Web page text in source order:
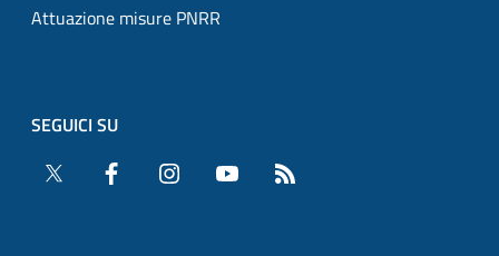
Attuazione misure PNRR
SEGUICI SU
Twitter
Facebook Instagram YouTube